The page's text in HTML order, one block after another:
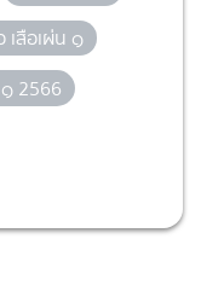
เสือเผ่น ๑
๑ 2566